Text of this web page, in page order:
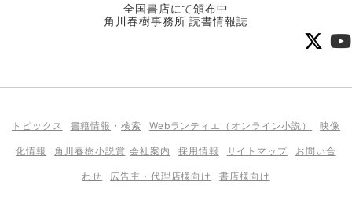
全国書店にて頒布中
角川春樹事務所 読書情報誌
トピックス 書籍情報 ・検索 Webランティエ（オンライン小説） 映像
化情報 角川春樹小説賞 会社案内 採用情報 サイトマップ お問い合
わせ 広告主・代理店様向け 書店様向け